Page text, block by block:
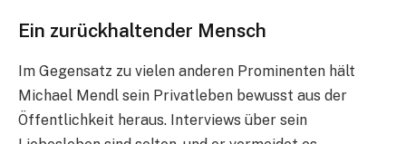
Ein zurückhaltender Mensch
Im Gegensatz zu vielen anderen Prominenten hält
Michael Mendl sein Privatleben bewusst aus der
Öffentlichkeit heraus. Interviews über sein